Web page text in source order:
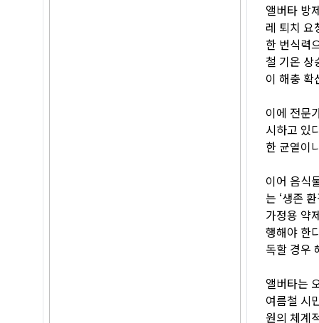
앨버타 방
레 퇴치 요
한 번식력
철 기온 상
이 해충 확
이에 전문
시하고 있
한 균열이
이어 음식
는 ‘생존
가정용 약
행해야 한
독할 경우
앨버타는
여름철 시
원의 체계